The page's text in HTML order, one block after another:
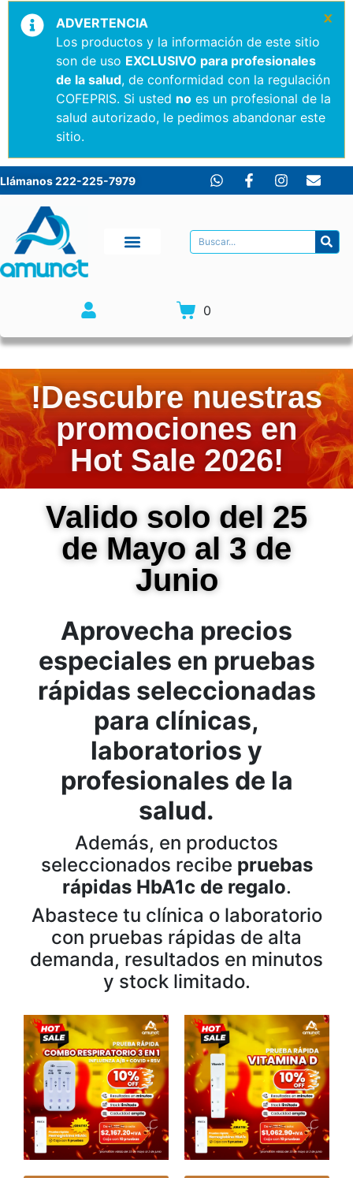
ADVERTENCIA
Los productos y la información de este sitio
son de uso EXCLUSIVO para profesionales
de la salud, de conformidad con la regulación
COFEPRIS. Si usted no es un profesional de la
salud autorizado, le pedimos abandonar este
sitio.
×
Llámanos 222-225-7979
0
!Descubre nuestras
promociones en
Hot Sale 2026!
Valido solo del 25
de Mayo al 3 de
Junio
Aprovecha precios
especiales en pruebas
rápidas seleccionadas
para clínicas,
laboratorios y
profesionales de la
salud.
Además, en productos
seleccionados recibe pruebas
rápidas HbA1c de regalo.
Abastece tu clínica o laboratorio
con pruebas rápidas de alta
demanda, resultados en minutos
y stock limitado.